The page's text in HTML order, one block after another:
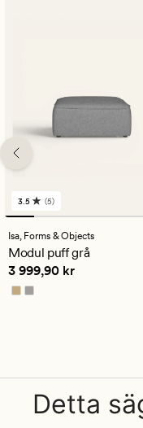
5
omdömen
med
ett
genomsnittligt
betyg
på
3.5
3.5 (5)
Isa, Forms & Objects
Modul puff grå
Pris 3 999,90 kr
3 999,90 kr
Detta